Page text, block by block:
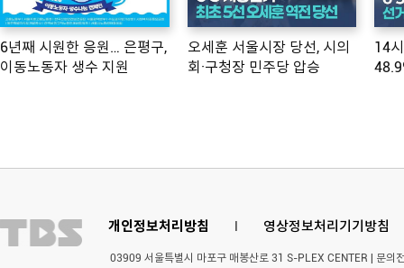
6년째 시원한 응원… 은평구,
이동노동자 생수 지원
오세훈 서울시장 당선, 시의
회·구청장 민주당 압승
14
개인정보처리방침 영상정보처리기기방침
03909 서울특별시 마포구 매봉산로 31 S-PLEX CENTER | 문